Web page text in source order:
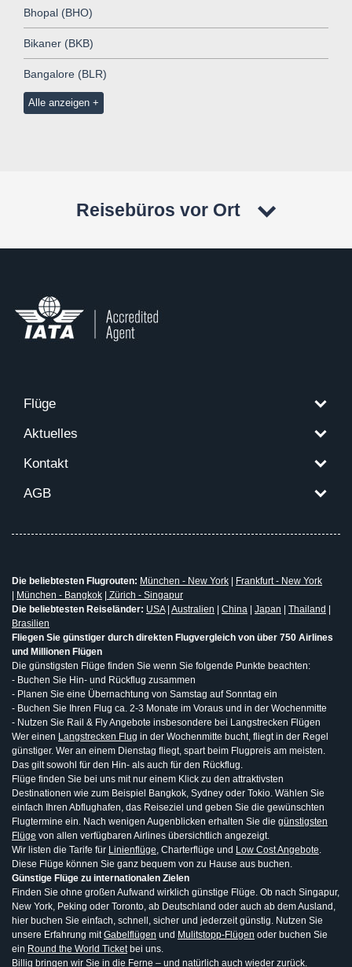
Bhopal (BHO)
Bikaner (BKB)
Bangalore (BLR)
Alle anzeigen
Reisebüros vor Ort
Flüge
Aktuelles
Kontakt
AGB
Die beliebtesten Flugrouten: München - New York
Frankfurt - New York
München - Bangkok
Zürich - Singapur
Die beliebtesten Reiseländer: USA| Australien China Japan Thailand
Brasilien
Fliegen Sie günstiger durch direkten Flugvergleich von über 750 Airlines
und Millionen Flügen
Die günstigsten Flüge finden Sie wenn Sie folgende Punkte beachten:
- Buchen Sie Hin- und Rückflug zusammen
- Planen Sie eine Übernachtung von Samstag auf Sonntag ein
- Buchen Sie Ihren Flug ca. 2-3 Monate im Voraus und in der Wochenmitte
- Nutzen Sie Rail & Fly Angebote insbesondere bei Langstrecken Flügen
Wer einen Langstrecken Flug in der Wochenmitte bucht, fliegt in der Regel
günstiger. Wer an einem Dienstag fliegt, spart beim Flugpreis am meisten.
Das gilt sowohl für den Hin- als auch für den Rückflug.
Flüge finden Sie bei uns mit nur einem Klick zu den attraktivsten
Destinationen wie zum Beispiel Bangkok, Sydney oder Tokio. Wählen Sie
einfach Ihren Abflughafen, das Reiseziel und geben Sie die gewünschten
Flugtermine ein. Nach wenigen Augenblicken erhalten Sie die günstigsten
Flüge von allen verfügbaren Airlines übersichtlich angezeigt.
Wir listen die Tarife für Linienflüge, Charterflüge und Low Cost Angebote.
Diese Flüge können Sie ganz bequem von zu Hause aus buchen.
Günstige Flüge zu internationalen Zielen
Finden Sie ohne großen Aufwand wirklich günstige Flüge. Ob nach Singapur,
New York, Peking oder Toronto, ab Deutschland oder auch ab dem Ausland,
hier buchen Sie einfach, schnell, sicher und jederzeit günstig. Nutzen Sie
unsere Erfahrung mitGabelflügen und Mulitstopp-Flügen oder buchen Sie
ein Round the World Ticketbei uns.
Billig bringen wir Sie in die Ferne – und natürlich auch wieder zurück.